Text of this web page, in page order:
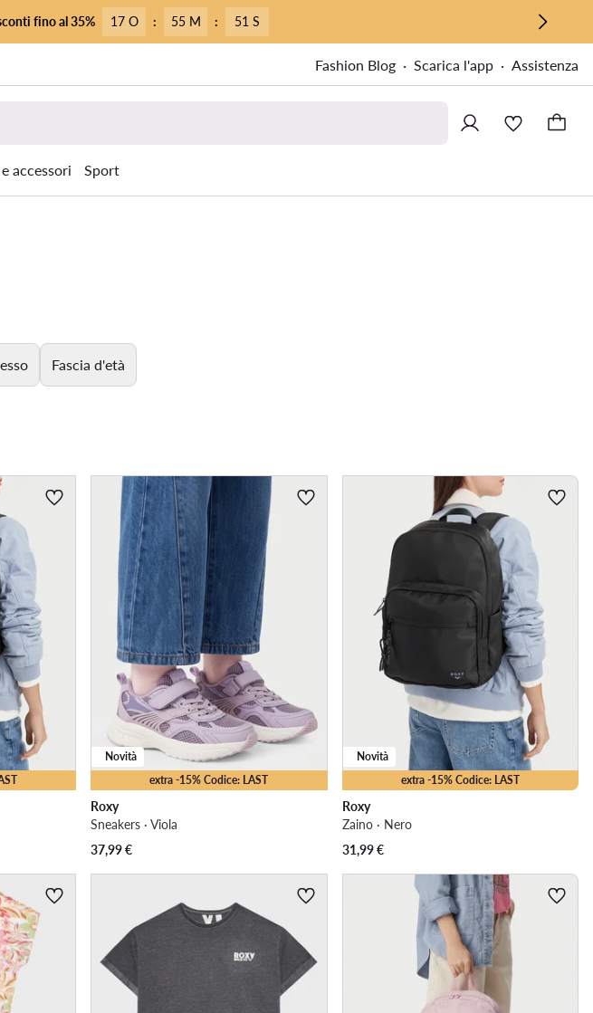
fino al 35% 17 O : 55 M : 50 S
Fashion Blog Scarica l'app Assistenza
accessori Sport
Fascia d'età
extra -15% Codice: LAST
Novità
Roxy
Sneakers · Viola
37,99€
extra -15% Codice: LAST
Novità
Roxy
Zaino · Nero
31,99€